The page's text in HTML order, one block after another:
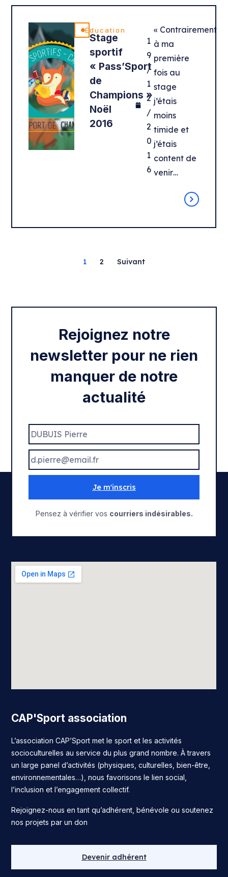
Éducation
Stage
sportif
« Pass’Sport
de
Champions »
Noël
2016
1
9
/
1
2
/
2
0
1
6
« Contrairement
à ma
première
fois au
stage
j’étais
moins
timide et
j’étais
content de
venir…
1 2 Suivant
Rejoignez notre
newsletter pour ne rien
manquer de notre
actualité
Je m'inscris
Pensez à vérifier vos courriers indésirables.
CAP'Sport association
L’association CAP’Sport met le sport et les activités
socioculturelles au service du plus grand nombre. À travers
un large panel d’activités (physiques, culturelles, bien-être,
environnementales…), nous favorisons le lien social,
l’inclusion et l’engagement collectif.
Rejoignez-nous en tant qu’adhérent, bénévole ou soutenez
nos projets par un don
Devenir adhérent